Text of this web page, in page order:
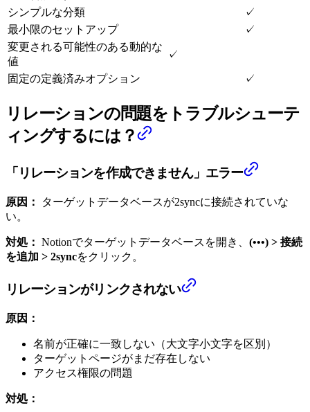
シンプルな分類
✓
最小限のセットアップ
✓
変更される可能性のある動的な
値
✓
固定の定義済みオプション ✓
リレーションの問題をトラブルシューテ
ィングするには？
「リレーションを作成できません」エラー
原因：
ターゲットデータベースが2syncに接続されていな
い。
対処： Notionでターゲットデータベースを開き、 (•••) > 接続
を追加 > 2syncをクリック。
リレーションがリンクされない
原因：
名前が正確に一致しない（大文字小文字を区別）
ターゲットページがまだ存在しない
アクセス権限の問題
対処：